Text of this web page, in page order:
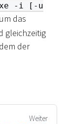
-i [-u
das
gleichzeitig
der
Weiter